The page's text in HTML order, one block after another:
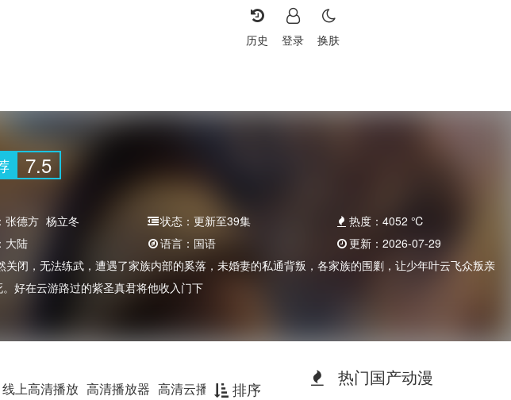
换肤
登录
历史
7.5
张德方 杨立冬 状态：更新至39集 热度： 4052 ℃
大陆 语言： 国语 更新： 2026-07-29
闭，无法练武，遭遇了家族内部的奚落，未婚妻的私通背叛，各家族的围剿，让少年叶云飞众叛亲
好在云游路过的紫圣真君将他收入门下
排序
线上高清播放 高清播放器 高清云播放器
热门国产动漫